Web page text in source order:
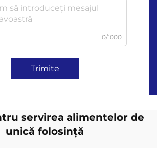
0/1000
Trimite
servirea alimentelor de
unică folosință